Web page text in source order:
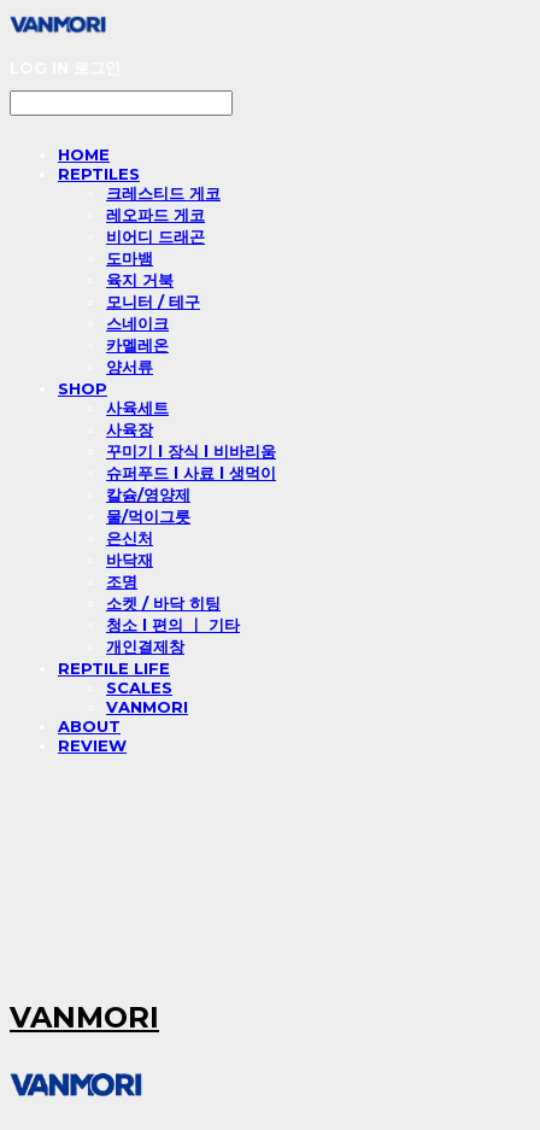
HOME
REPTILES
크레스티드 게코
레오파드 게코
비어디 드래곤
도마뱀
육지 거북
모니터 / 테구
스네이크
카멜레온
양서류
SHOP
사육세트
사육장
꾸미기 l 장식 l 비바리움
슈퍼푸드 l 사료 l 생먹이
칼슘/영양제
물/먹이그릇
은신처
바닥재
조명
소켓 / 바닥 히팅
청소 l 편의 ㅣ 기타
개인결제창
REPTILE LIFE
SCALES
VANMORI
ABOUT
REVIEW
VANMORI